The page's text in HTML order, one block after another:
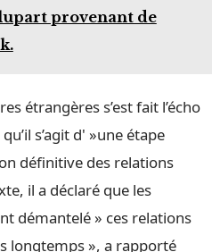
provenant de
étrangères s’est fait l’écho
s’agit d' »une étape
définitive des relations
il a déclaré que les
démantelé » ces relations
longtemps », a rapporté